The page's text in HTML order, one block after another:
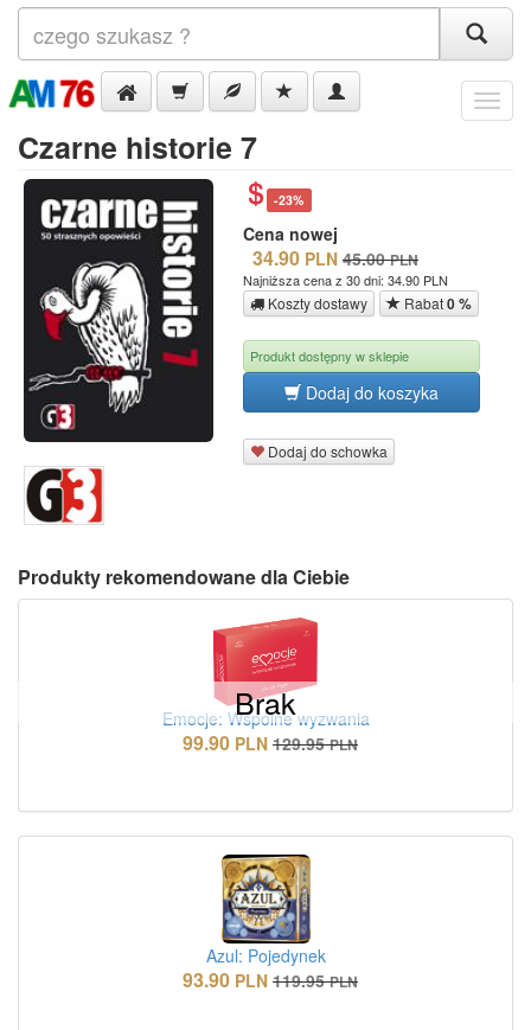
Menu
Czarne historie 7
-23%
Cena nowej
34.90 PLN 45.00 PLN
Najniższa cena z 30 dni: 34.90 PLN
Koszty dostawy Rabat0 %
Produkt dostępny w sklepie
Dodaj do koszyka
Dodaj do schowka
Produkty rekomendowane dla Ciebie
Brak
Emocje: Wspólne wyzwania
99.90 PLN 129.95 PLN
Azul: Pojedynek
93.90 PLN 119.95 PLN